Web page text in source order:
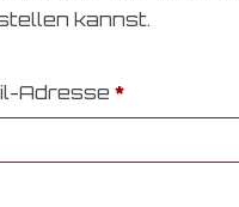
kannst.
Adresse *Erforderlich